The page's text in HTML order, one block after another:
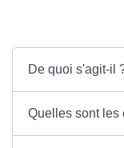
De quoi s'agit-il
Quelles sont les